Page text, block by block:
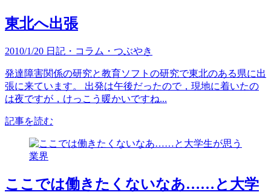
東北へ出張
2010/1/20 日記・コラム・つぶやき
発達障害関係の研究と教育ソフトの研究で東北のある県に出
張に来ています。 出発は午後だったので，現地に着いたの
は夜ですが，けっこう暖かいですね...
記事を読む
ここでは働きたくないなあ……と大学